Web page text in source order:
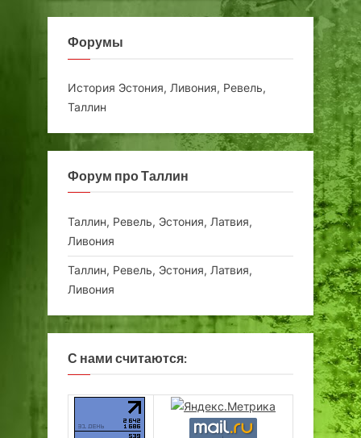
Форумы
История Эстония, Ливония, Ревель,
Таллин
Форум про Таллин
Таллин, Ревель, Эстония, Латвия,
Ливония
Таллин, Ревель, Эстония, Латвия,
Ливония
С нами считаются: